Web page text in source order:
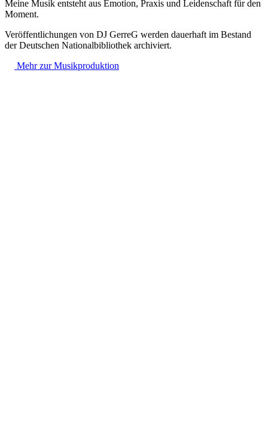
Meine Musik entsteht aus Emotion, Praxis und Leidenschaft für den
Moment.
Veröffentlichungen von DJ GerreG werden dauerhaft im Bestand
der Deutschen Nationalbibliothek archiviert.
Mehr zur Musikproduktion